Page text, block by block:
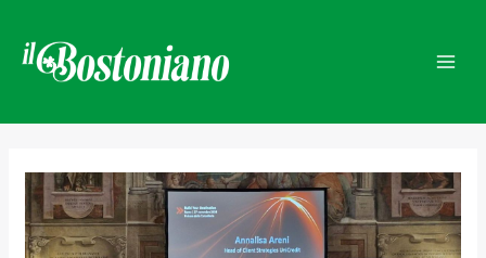
contenuto
articoli